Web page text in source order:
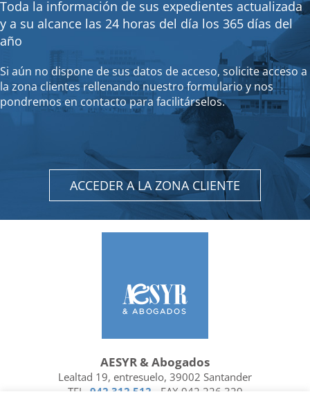
Toda la información de sus expedientes actualizada
y a su alcance las 24 horas del día los 365 días del
año
Si aún no dispone de sus datos de acceso, solicite acceso a
la zona clientes rellenando nuestro formulario y nos
pondremos en contacto para facilitárselos.
ACCEDER A LA ZONA CLIENTE
AESYR & Abogados
Lealtad 19, entresuelo, 39002 Santander
TEL. 942 312 512 - FAX 942 226 329